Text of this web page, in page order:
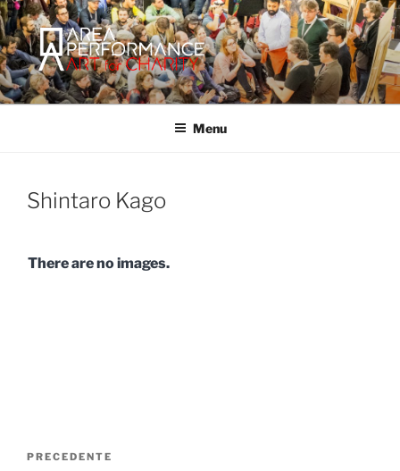
Salta
al
contenuto
AREA PERFORMANCE
Sito ufficiale della Onlus Area Performance.
Menu
Shintaro Kago
There are no images.
Navigazione
Articolo
PRECEDENTE